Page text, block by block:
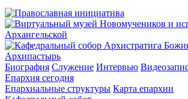
Архипастырь
Биография Служение Интервью
Епархия сегодня
Епархиальные структуры Карта епархии